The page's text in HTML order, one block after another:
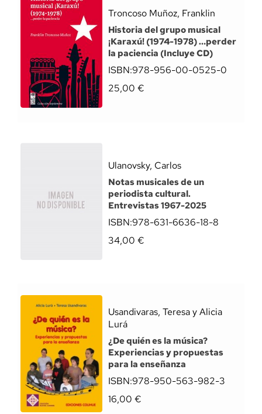
Troncoso Muñoz, Franklin
Historia del grupo musical
¡Karaxú! (1974-1978) …perder
la paciencia (Incluye CD)
ISBN:978-956-00-0525-0
25,00 €
Ulanovsky, Carlos
Notas musicales de un
periodista cultural.
Entrevistas 1967-2025
ISBN:978-631-6636-18-8
34,00 €
Usandivaras, Teresa y Alicia
Lurá
¿De quién es la música?
Experiencias y propuestas
para la enseñanza
ISBN:978-950-563-982-3
16,00 €